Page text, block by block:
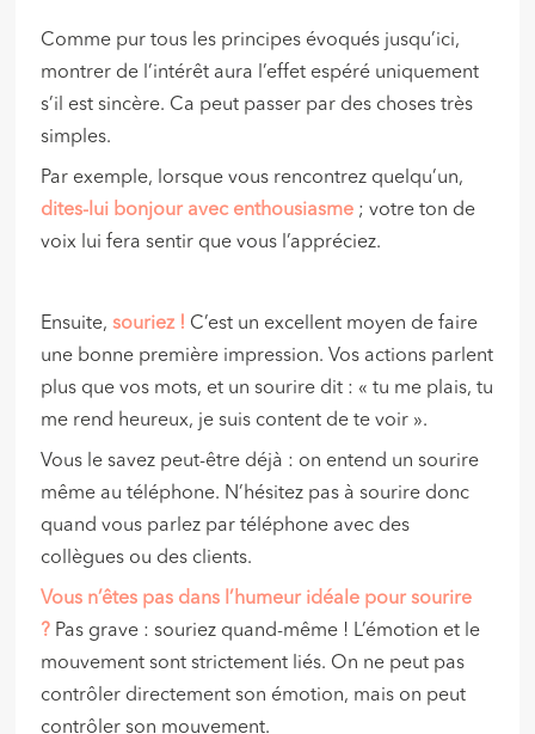
Comme pur tous les principes évoqués jusqu’ici,
montrer de l’intérêt aura l’effet espéré uniquement
s’il est sincère. Ca peut passer par des choses très
simples.
Par exemple, lorsque vous rencontrez quelqu’un,
dites-lui bonjour avec enthousiasme ; votre ton de
voix lui fera sentir que vous l’appréciez.
Ensuite,souriez ! C’est un excellent moyen de faire
une bonne première impression. Vos actions parlent
plus que vos mots, et un sourire dit : « tu me plais, tu
me rend heureux, je suis content de te voir ».
Vous le savez peut-être déjà : on entend un sourire
même au téléphone. N’hésitez pas à sourire donc
quand vous parlez par téléphone avec des
collègues ou des clients.
Vous n’êtes pas dans l’humeur idéale pour sourire
? Pas grave : souriez quand-même ! L’émotion et le
mouvement sont strictement liés. On ne peut pas
contrôler directement son émotion, mais on peut
contrôler son mouvement.